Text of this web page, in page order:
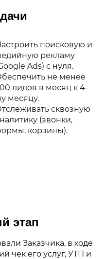
поисковую и
рекламу
Ads) с нуля.
не менее
лидов в месяц к 4-
месяцу.
сквозную
(звонки,
корзины).
этап
Заказчика, в ходе
чек его услуг, УТП и